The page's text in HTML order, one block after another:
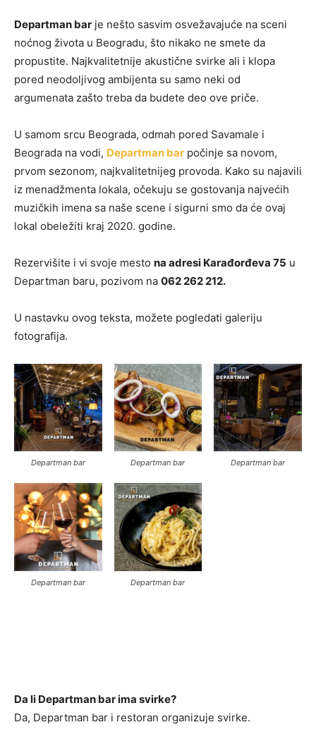
Departman bar je nešto sasvim osvežavajuće na sceni
noćnog života u Beogradu, što nikako ne smete da
propustite. Najkvalitetnije akustične svirke ali i klopa
pored neodoljivog ambijenta su samo neki od
argumenata zašto treba da budete deo ove priče.
U samom srcu Beograda, odmah pored Savamale i
Beograda na vodi, Departman bar počinje sa novom,
prvom sezonom, najkvalitetnijeg provoda. Kako su najavili
iz menadžmenta lokala, očekuju se gostovanja najvećih
muzičkih imena sa naše scene i sigurni smo da će ovaj
lokal obeležiti kraj 2020. godine.
Rezervišite i vi svoje mesto na adresi Karađorđeva 75 u
Departman baru, pozivom na 062 262 212.
U nastavku ovog teksta, možete pogledati galeriju
fotografija.
Departman bar Departman bar Departman bar
Departman bar Departman bar
Da li Departman bar ima svirke?
Da, Departman bar i restoran organizuje svirke.